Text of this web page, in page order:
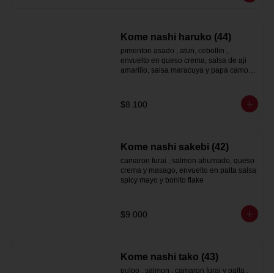
Kome nashi haruko (44)
pimenton asado , atun, cebollin ,
envuelto en queso crema, salsa de aji
amarillo, salsa maracuya y papa camote
$8.100
Kome nashi sakebi (42)
camaron furai , salmon ahumado, queso
crema y masago, envuelto en palta salsa
spicy mayo y bonito flake
$9.000
Kome nashi tako (43)
pulpo , salmon , camaron furai y palta ,